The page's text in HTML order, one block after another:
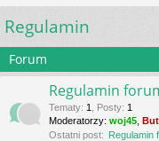
K
_L
IN
Regulamin
Forum
Regulamin
Tematy: 1 Posty: 1
Moderatorzy: woj45
Ostatni post: Regulamin